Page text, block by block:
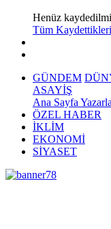
Henüz
Tüm
GÜNDEM
ASAYİŞ
Ana Sayfa
ÖZEL HABER
İKLİM
EKONOMİ
SİYASET